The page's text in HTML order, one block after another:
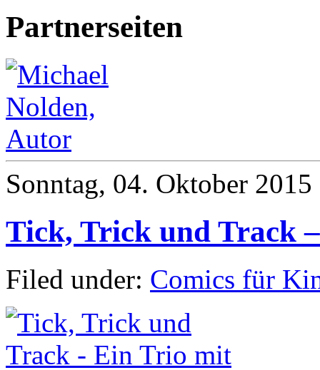
Partnerseiten
Sonntag, 04. Oktober 2015
Tick, Trick und Track
Filed under: Comics für